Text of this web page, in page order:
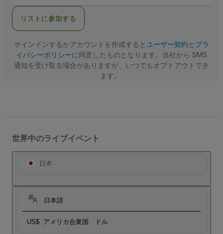
ア
ス
リストに参加する
サインインするかアカウントを作成すると ユーザー契約と プラ
イバシーポリシーに同意したものとなります。当社から SMS
通知を受け取る場合がありますが、いつでもオプトアウトでき
ます。
世界中のライブイベント
日本
日本語
US$ アメリカ合衆国 ドル